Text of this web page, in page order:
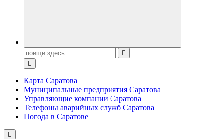
Поиск:
Карта Саратова
Муниципальные предприятия Саратова
Управляющие компании Саратова
Телефоны аварийных служб Саратова
Погода в Саратове